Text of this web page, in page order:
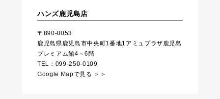
ハンズ鹿児島店
〒890-0053
鹿児島県鹿児島市中央町1番地1アミュプラザ鹿児島
プレミアム館4～6階
TEL：099-250-0109
Google Mapで見る ＞＞